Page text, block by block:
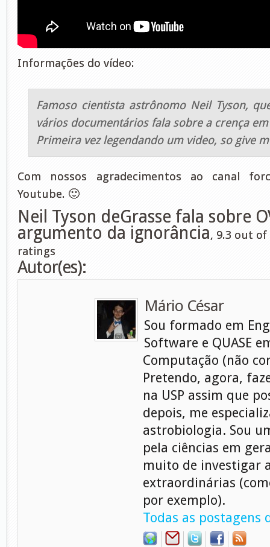
Informações do vídeo:
Famoso cientista astrônomo Neil Tyson,
vários documentários fala sobre a crença
Primeira vez legendando um video, so give
Com nossos agradecimentos ao canal
Youtube. 🙂
Neil Tyson deGrasse fala sobre
argumento da ignorância, 9.3 out of
ratings
Autor(es):
Mário César
Sou formado em
Software e QUASE
Computação (não
Pretendo, agora,
na USP assim que
depois, me
astrobiologia. Sou
pela ciências em
muito de investigar
extraordinárias
por exemplo).
Todas as postagens